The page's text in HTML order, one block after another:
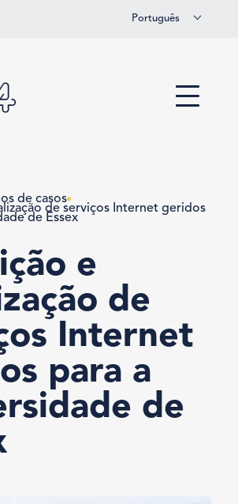
Português
Menu
de casos
de serviços Internet geridos
de Essex
e
de
Internet
para a
de